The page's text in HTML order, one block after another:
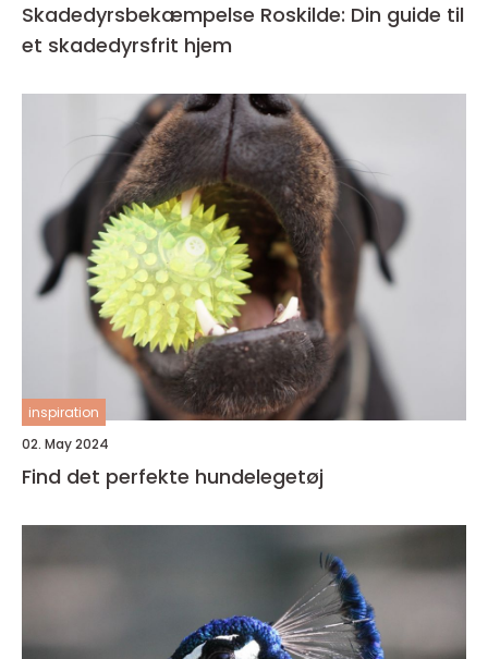
Skadedyrsbekæmpelse Roskilde: Din guide til
et skadedyrsfrit hjem
inspiration
02. May 2024
Find det perfekte hundelegetøj